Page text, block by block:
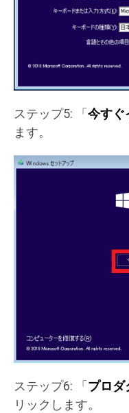
ステップ5: 「 今すぐ
ます。
ステップ6: 「 プロダ
リックします。